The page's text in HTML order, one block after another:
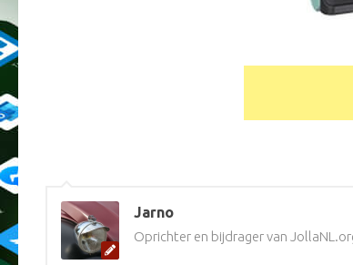
Jarno
Oprichter en bijdrager van